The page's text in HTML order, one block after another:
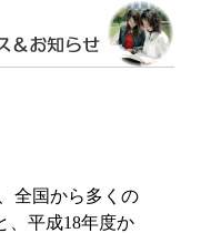
全国から多くの
、平成18年度か